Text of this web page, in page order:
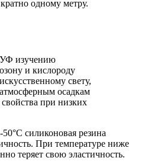
одному метру.
УФ изучению
и кислороду
свету,
осадкам
при низких
силиконовая резина
При температуре ниже
теряет свою эластичность.